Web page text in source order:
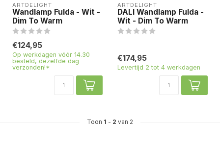
ARTDELIGHT
Wandlamp Fulda - Wit -
Dim To Warm
€124,95
Op werkdagen vóór 14.30
besteld, dezelfde dag
verzonden!*
ARTDELIGHT
DALI Wandlamp Fulda -
Wit - Dim To Warm
€174,95
Levertijd 2 tot 4 werkdagen
Toon 1 - 2 van 2